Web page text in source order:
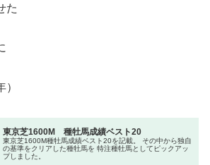
た
東京芝1600M 種牡馬成績ベスト20
東京芝1600M種牡馬成績ベスト20を記載。 その中から独自
の基準をクリアした種牡馬を 特注種牡馬としてピックアッ
プしました。